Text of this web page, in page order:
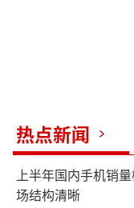
热点新闻
上半年国内手机销
场结构清晰